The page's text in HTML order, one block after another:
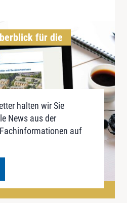
für die
halten wir Sie
News aus der
auf